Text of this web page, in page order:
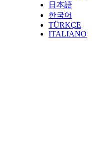
日本語
한국어
TÜRKÇE
ITALIANO